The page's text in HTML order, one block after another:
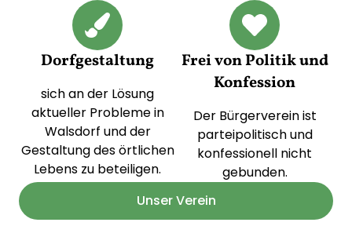
Dorfgestaltung
sich an der Lösung
aktueller Probleme in
Walsdorf und der
Gestaltung des örtlichen
Lebens zu beteiligen.
Frei von Politik und
Konfession
Der Bürgerverein ist
parteipolitisch und
konfessionell nicht
gebunden.
Unser Verein